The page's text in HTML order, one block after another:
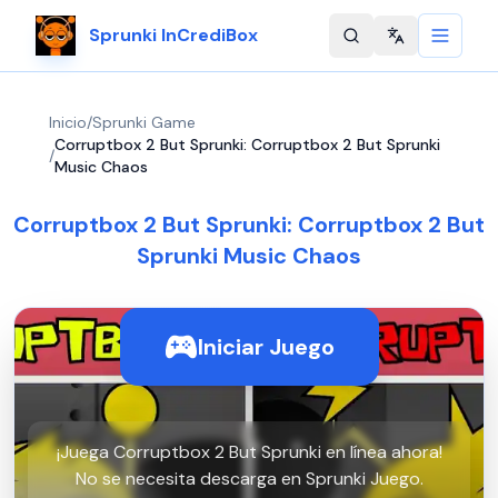
Sprunki InCrediBox Change
Inicio/Sprunki Game
/
Corruptbox 2 But Sprunki: Corruptbox 2 But Sprunki
Music Chaos
Corruptbox 2 But Sprunki: Corruptbox 2 But
Sprunki Music Chaos
Iniciar Juego
¡Juega Corruptbox 2 But Sprunki en línea ahora!
No se necesita descarga en Sprunki Juego.